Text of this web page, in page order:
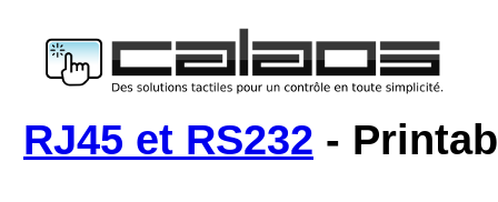
RJ45 et RS232 -